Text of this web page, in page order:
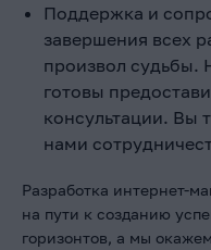
Поддержка и
завершения всех
произвол судьбы.
готовы
консультации. Вы
нами
Разработка интернет-
на пути к созданию
горизонтов, а мы